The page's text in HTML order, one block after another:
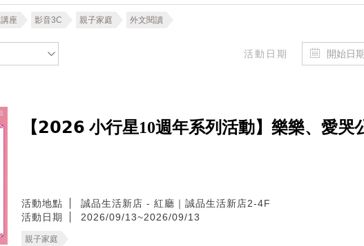
講座 影音3C 親子家庭 外文閱讀
活動日期
【𝟮𝟬𝟮𝟲 小行星10週年系列活動】樂樂、愛哭
活動地點
誠品生活新店 - 紅廳｜誠品生活新店2-4F
活動日期
2026/09/13~2026/09/13
親子家庭